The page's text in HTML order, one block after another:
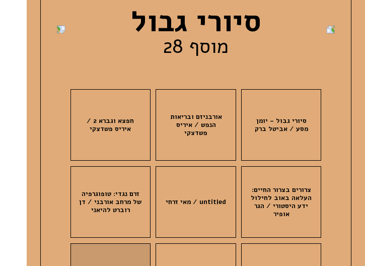
סיורי גבול
מוסף 28
סיורי גבול – יומן
מסע / אביטל ברק
אורבניזם ובריאות
הנפש / איריס
פשדצקי
חפצא וגברא 2 /
איריס פשדצקי
צרורים בצרור החיים:
העלאה באוב לחילול
ידע היסטורי / הגר
אופיר
untitled / מאי זרחי
זרם נגדי: טופוגרפיה
של מרחב אורבני / דן
רוברט להיאני